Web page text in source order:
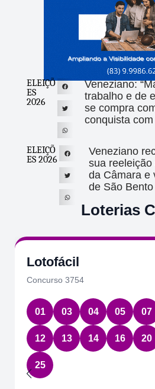
ELEIÇÕ
ES
2026
Veneziano:
trabalho e de
se compra
conquista com
ELEIÇÕ
ES 2026
Veneziano
sua
da Câmara e
de São Bento
Loterias
Lotofácil
Concurso 3754
01 03 04 05 07
12 13 14 16 20
25